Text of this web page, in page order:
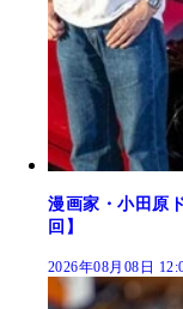
漫画家・小田原
回】
2026年08月08日